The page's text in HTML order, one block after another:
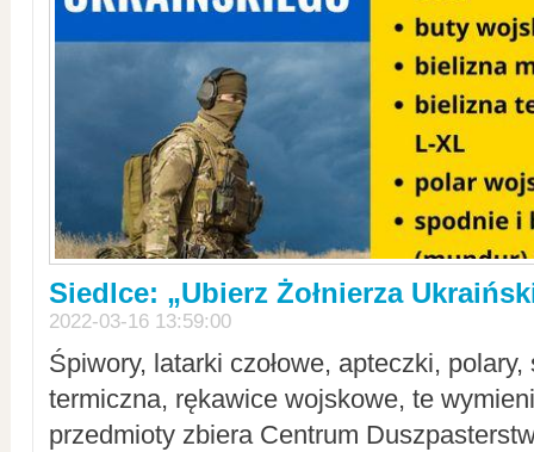
Siedlce: „Ubierz Żołnierza
2022-03-16 13:59:00
Śpiwory, latarki czołowe, apteczki,
termiczna, rękawice wojskowe, te
przedmioty zbiera Centrum